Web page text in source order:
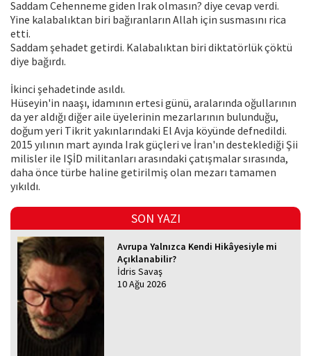
Saddam Cehenneme giden Irak olmasın? diye cevap verdi.
Yine kalabalıktan biri bağıranların Allah için susmasını rica
etti.
Saddam şehadet getirdi. Kalabalıktan biri diktatörlük çöktü
diye bağırdı.
İkinci şehadetinde asıldı.
Hüseyin'in naaşı, idamının ertesi günü, aralarında oğullarının
da yer aldığı diğer aile üyelerinin mezarlarının bulunduğu,
doğum yeri Tikrit yakınlarındaki El Avja köyünde defnedildi.
2015 yılının mart ayında Irak güçleri ve İran'ın desteklediği Şii
milisler ile IŞİD militanları arasındaki çatışmalar sırasında,
daha önce türbe haline getirilmiş olan mezarı tamamen
yıkıldı.
SON YAZI
Avrupa Yalnızca Kendi Hikâyesiyle mi
Açıklanabilir?
İdris Savaş
10 Ağu 2026